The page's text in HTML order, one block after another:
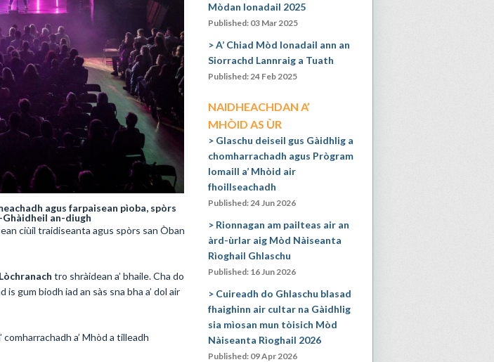
agus farpaisean pìoba, spòrs
an-diugh
ciùil traidiseanta agus spòrs san Òban
tro shràidean a’ bhaile. Cha do
gum biodh iad an sàs sna bha a’ dol air
comharrachadh a’ Mhòd a tilleadh
Mòdan Ionadail 2025
Published: 03 Mar 2025
A’ Chiad Mòd Ionadail ann an
Siorrachd Lannraig a Tuath
Published: 24 Feb 2025
NAIDHEACHDAN A’
MHÒID AS ÙR
Glaschu deiseil gus Gàidhlig a
chomharrachadh agus Prògram
Iomaill a’ Mhòid air
fhoillseachadh
Published: 24 Jun 2026
Rionnagan am pailteas air an
àrd-ùrlar aig Mòd Nàiseanta
Rìoghail Ghlaschu
Published: 16 Jun 2026
Cuireadh do Ghlaschu blasad
fhaighinn air cultar na Gàidhlig
sia mìosan mun tòisich Mòd
Nàiseanta Rìoghail 2026
Published: 09 Apr 2026